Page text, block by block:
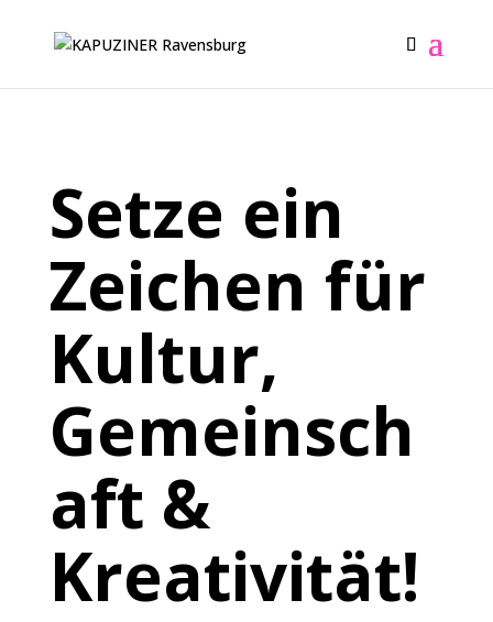
Setze ein
Zeichen für
Kultur,
Gemeinsch
aft &
Kreativität!